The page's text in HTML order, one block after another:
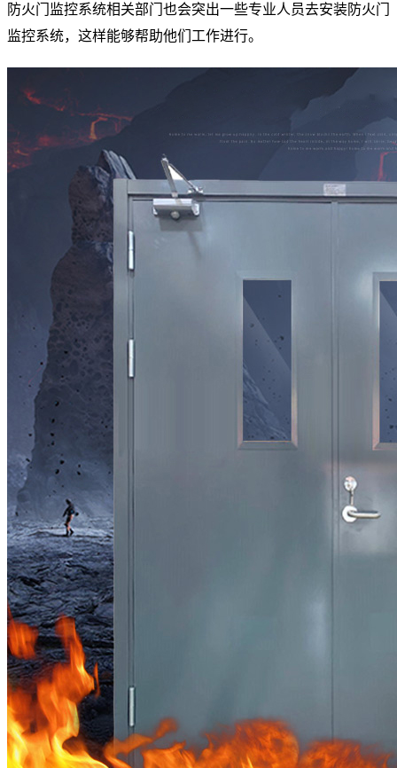
防火门监控系统相关部门也会突出一些专业人员去安装防火门
监控系统，这样能够帮助他们工作进行。